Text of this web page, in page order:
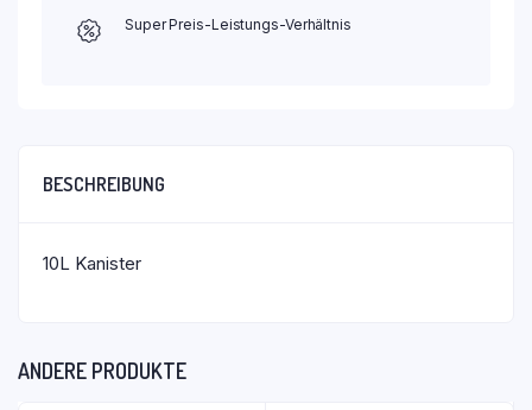
Super Preis-Leistungs-Verhältnis
BESCHREIBUNG
10L Kanister
ANDERE PRODUKTE